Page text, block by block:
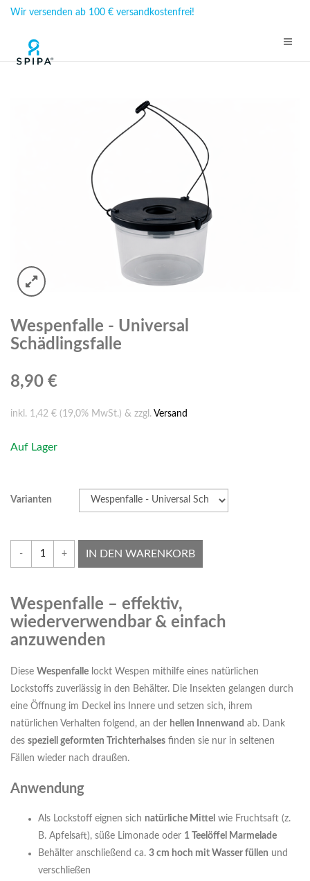
Wir versenden ab 100 € versandkostenfrei!
Wespenfalle - Universal
Schädlingsfalle
8,90 €
inkl. 1,42 € (19,0% MwSt.) & zzgl. Versand
Auf Lager
Varianten
- + IN DEN WARENKORB
Wespenfalle – effektiv,
wiederverwendbar & einfach
anzuwenden
Diese Wespenfalle lockt Wespen mithilfe eines natürlichen
Lockstoffs zuverlässig in den Behälter. Die Insekten gelangen durch
eine Öffnung im Deckel ins Innere und setzen sich, ihrem
natürlichen Verhalten folgend, an der hellen Innenwand ab. Dank
des speziell geformten Trichterhalses finden sie nur in seltenen
Fällen wieder nach draußen.
Anwendung
Als Lockstoff eignen sich natürliche Mittel wie Fruchtsaft (z.
B. Apfelsaft), süße Limonade oder 1 Teelöffel Marmelade
Behälter anschließend ca. 3 cm hoch mit Wasser füllen und
verschließen